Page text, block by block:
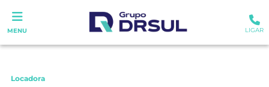
MENU LIGAR
Locadora